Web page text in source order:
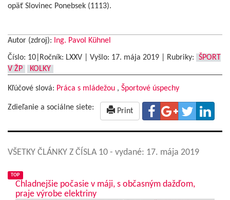
opäť Slovinec Ponebsek (1113).
Autor (zdroj): Ing. Pavol Kühnel
Číslo: 10|Ročník: LXXV | Vyšlo: 17. mája 2019 Rubriky:
ŠPORT
V ŽP
KOLKY
Kľúčové slová: Práca s mládežou , Športové úspechy
Zdieľanie a sociálne siete: Print
VŠETKY ČLÁNKY Z ČÍSLA 10 - vydané: 17. mája 2019
TOP
Chladnejšie počasie v máji, s občasným dažďom,
praje výrobe elektriny